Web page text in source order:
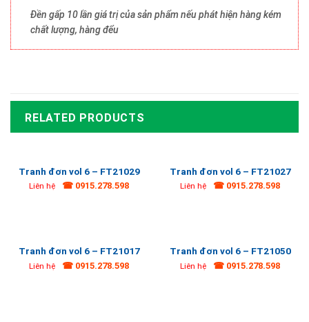
Đền gấp 10 lần giá trị của sản phẩm nếu phát hiện hàng kém
chất lượng, hàng đểu
RELATED PRODUCTS
Tranh đơn vol 6 – FT21029
Liên hệ ☎ 0915.278.598
Tranh đơn vol 6 – FT21027
Liên hệ ☎ 0915.278.598
Tranh đơn vol 6 – FT21017
Liên hệ ☎ 0915.278.598
Tranh đơn vol 6 – FT21050
Liên hệ ☎ 0915.278.598